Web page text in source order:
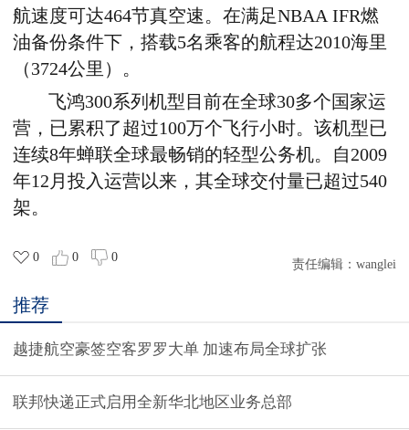
航速度可达464节真空速。在满足NBAA IFR燃
油备份条件下，搭载5名乘客的航程达2010海里
（3724公里）。
飞鸿300系列机型目前在全球30多个国家运
营，已累积了超过100万个飞行小时。该机型已
连续8年蝉联全球最畅销的轻型公务机。自2009
年12月投入运营以来，其全球交付量已超过540
架。
0 0 0
责任编辑： wanglei
推荐
越捷航空豪签空客罗罗大单 加速布局全球扩张
联邦快递正式启用全新华北地区业务总部